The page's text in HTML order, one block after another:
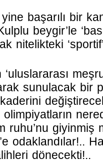
başarılı bir
beygir’le
nitelikteki
sunulacak bir
ruhu’nu giyinmiş
odaklandılar!..
dönecekti!..